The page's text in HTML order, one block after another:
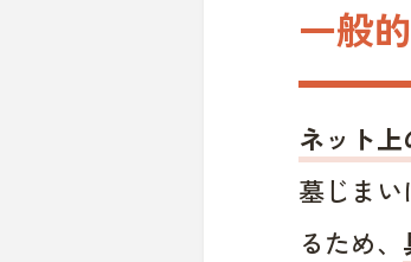
一般
ネット
墓じま
るため、